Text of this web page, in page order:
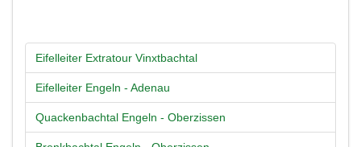
Eifelleiter Extratour Vinxtbachtal
Eifelleiter Engeln - Adenau
Quackenbachtal Engeln - Oberzissen